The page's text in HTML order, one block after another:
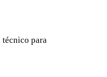
técnico para